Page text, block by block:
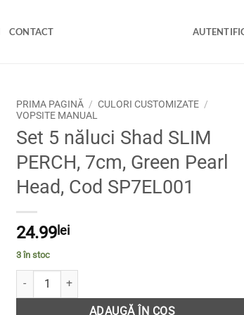
CONTACT
PRIMA PAGINĂ / CULORI CUSTOMIZATE /
VOPSITE MANUAL
Set 5 năluci Shad SLIM
PERCH, 7cm, Green Pearl
Head, Cod SP7EL001
24.99lei
3 în stoc
Cantitate Set 5 năluci Shad SLIM PERCH, 7cm,
ADAUGĂ ÎN COȘ